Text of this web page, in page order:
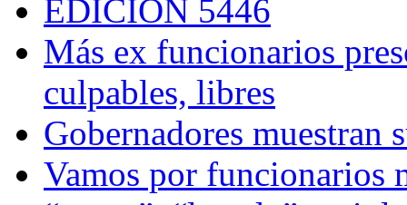
EDICIÓN 5446
Más ex funcionarios
culpables, libres
Gobernadores muestran
Vamos por funcionarios